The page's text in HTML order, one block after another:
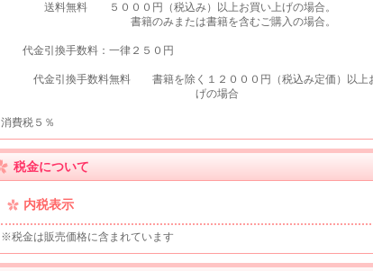
送料無料 ５０００円（税込み）以上お買い上げの場合。
書籍のみまたは書籍を含むご購入の場合。
代金引換手数料：一律２５０円
代金引換手数料無料 書籍を除く１２０００円（税込み定価）以上
げの場合
消費税５％
税金について
内税表示
※税金は販売価格に含まれています